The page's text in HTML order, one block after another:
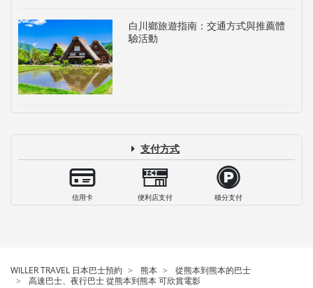
白川鄉旅遊指南：交通方式與推薦體
驗活動
支付方式
信用卡 便利店支付 積分支付
WILLER TRAVEL 日本巴士預約 熊本
從熊本到熊本的巴士
高速巴士、夜行巴士 從熊本到熊本 可欣賞電影